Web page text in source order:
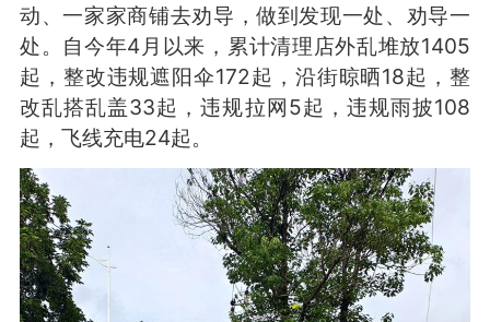
动、一家家商铺去劝导，做到发现一处、劝导一
处。自今年4月以来，累计清理店外乱堆放1405
起，整改违规遮阳伞172起，沿街晾晒18起，整
改乱搭乱盖33起，违规拉网5起，违规雨披108
起，飞线充电24起。